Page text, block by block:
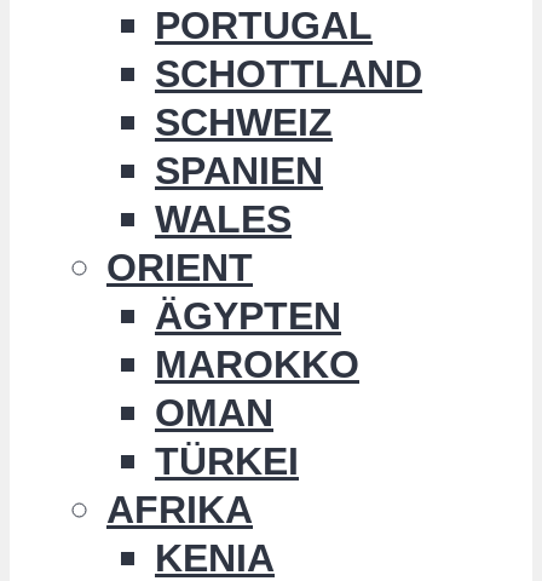
PORTUGAL
SCHOTTLAND
SCHWEIZ
SPANIEN
WALES
ORIENT
ÄGYPTEN
MAROKKO
OMAN
TÜRKEI
AFRIKA
KENIA